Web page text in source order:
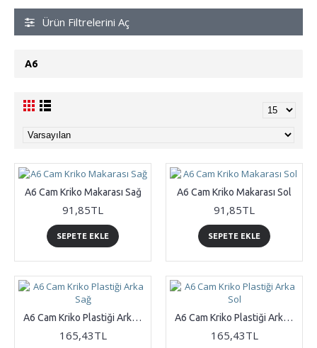
Ürün Filtrelerini Aç
A6
A6 Cam Kriko Makarası Sağ
91,85TL
SEPETE EKLE
A6 Cam Kriko Makarası Sol
91,85TL
SEPETE EKLE
A6 Cam Kriko Plastiği Arka Sağ
165,43TL
A6 Cam Kriko Plastiği Arka Sol
165,43TL